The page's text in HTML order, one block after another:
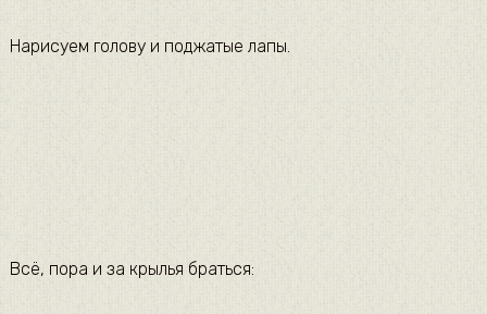
Нарисуем голову и поджатые лапы.
Всё, пора и за крылья браться: